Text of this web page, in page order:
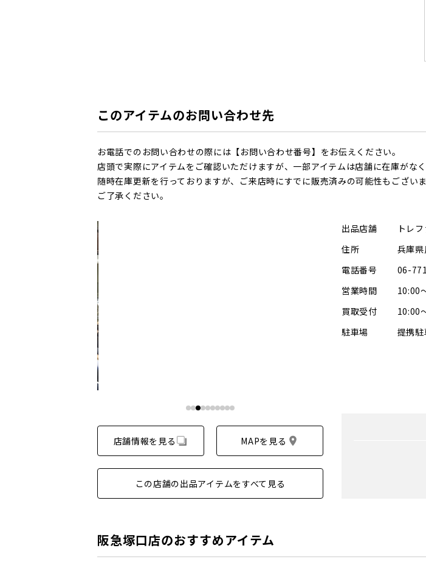
このアイテムのお問い合わせ先
お電話でのお問い合わせの際には【お問い合わせ番号】をお伝えください。
店頭で実際にアイテムをご確認いただけますが、一部アイテムは店舗に在庫がな
随時在庫更新を行っておりますが、ご来店時にすでに販売済みの可能性もござ
ご了承ください。
店舗情報を見る MAPを見る
この店舗の出品アイテムをすべて見る
出品店舗
トレ
住所
兵庫
電話番号
06-
営業時間
10:00
買取受付
10:00
駐車場
提携駐
阪急塚口店のおすすめアイテム